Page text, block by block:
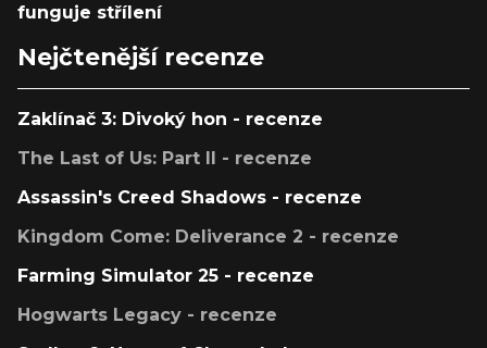
funguje střílení
Nejčtenější recenze
Zaklínač 3: Divoký hon - recenze
The Last of Us: Part II - recenze
Assassin's Creed Shadows - recenze
Kingdom Come: Deliverance 2 - recenze
Farming Simulator 25 - recenze
Hogwarts Legacy - recenze